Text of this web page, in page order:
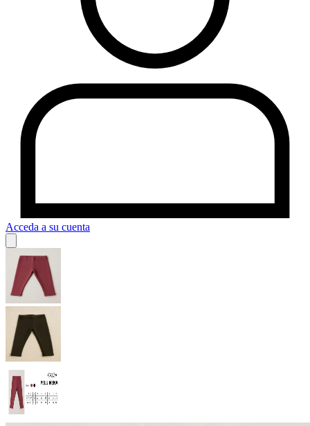
Acceda a su cuenta